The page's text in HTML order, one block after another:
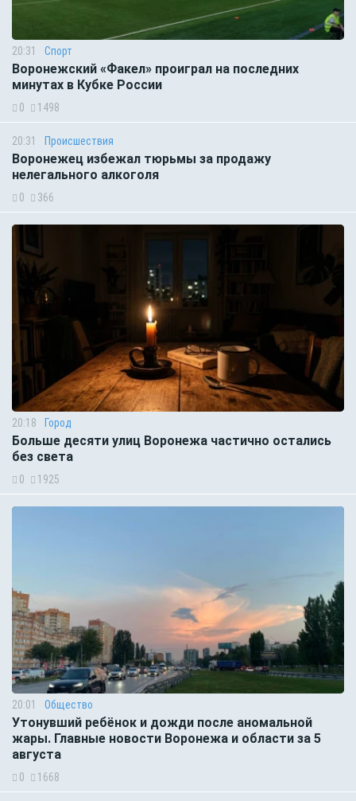
20:31 Спорт
Воронежский «Факел» проиграл на последних
минутах в Кубке России
0 1498
20:31 Происшествия
Воронежец избежал тюрьмы за продажу
нелегального алкоголя
0 366
20:18 Город
Больше десяти улиц Воронежа частично остались
без света
0 1925
20:01 Общество
Утонувший ребёнок и дожди после аномальной
жары. Главные новости Воронежа и области за 5
августа
0 1668